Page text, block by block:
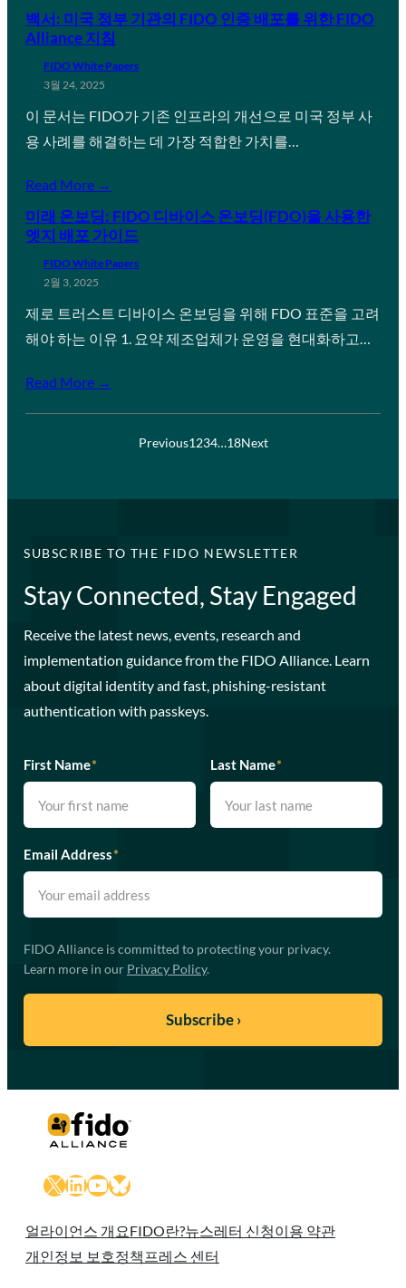
백서: 미국 정부 기관의 FIDO 인증 배포를 위한 FIDO
Alliance 지침
FIDO White Papers
3월 24, 2025
이 문서는 FIDO가 기존 인프라의 개선으로 미국 정부 사
용 사례를 해결하는 데 가장 적합한 가치를…
Read More →
미래 온보딩: FIDO 디바이스 온보딩(FDO)을 사용한
엣지 배포 가이드
FIDO White Papers
2월 3, 2025
제로 트러스트 디바이스 온보딩을 위해 FDO 표준을 고려
해야 하는 이유 1. 요약 제조업체가 운영을 현대화하고…
Read More →
Previous1234…18Next
SUBSCRIBE TO THE FIDO NEWSLETTER
Stay Connected, Stay Engaged
Receive the latest news, events, research and
implementation guidance from the FIDO Alliance. Learn
about digital identity and fast, phishing-resistant
authentication with passkeys.
First Name* Last Name*
Email Address*
FIDO Alliance is committed to protecting your privacy.
Learn more in our Privacy Policy.
X LinkedIn
YouTube
Bluesky
얼라이언스 개요FIDO란?뉴스레터 신청이용 약관
개인정보 보호정책 프레스 센터